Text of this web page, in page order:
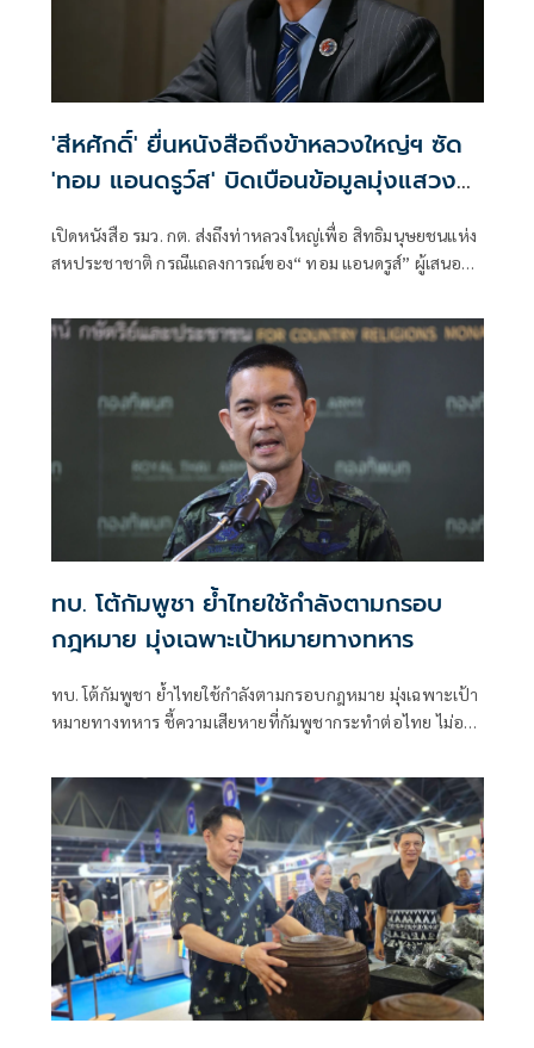
'สีหศักดิ์' ยื่นหนังสือถึงข้าหลวงใหญ่ฯ ซัด
'ทอม แอนดรูว์ส' บิดเบือนข้อมูลมุ่งแสวงหา
เปิดหนังสือ รมว. กต. ส่งถึงท่าหลวงใหญ่เพื่อ สิทธิมนุษยชนแห่ง
สหประชาชาติ กรณีแถลงการณ์ของ“ ทอม แอนดรูส์” ผู้เสนอ
พาดพิงไทยด้วยข้อมูลที่ไม่ตรงกับความเป็นจริง
ทบ. โต้กัมพูชา ย้ำไทยใช้กำลังตามกรอบ
กฎหมาย มุ่งเฉพาะเป้าหมายทางทหาร
ทบ. โต้กัมพูชา ย้ำไทยใช้กำลังตามกรอบกฎหมาย มุ่งเฉพาะเป้า
หมายทางทหาร ชี้ความเสียหายที่กัมพูชากระทำต่อไทย ไม่อาจ